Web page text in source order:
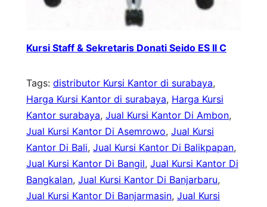
Kursi Staff & Sekretaris Donati Seido ES II C
Tags: distributor Kursi Kantor di surabaya
Harga Kursi Kantor di surabaya, Harga Kursi
Kantor surabaya, Jual Kursi Kantor Di Ambon
Jual Kursi Kantor Di Asemrowo, Jual Kursi
Kantor Di Bali, Jual Kursi Kantor Di Balikpapan
Jual Kursi Kantor Di Bangil, Jual Kursi Kantor Di
Bangkalan, Jual Kursi Kantor Di Banjarbaru
Jual Kursi Kantor Di Banjarmasin, Jual Kursi